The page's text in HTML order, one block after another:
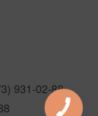
931-02-88